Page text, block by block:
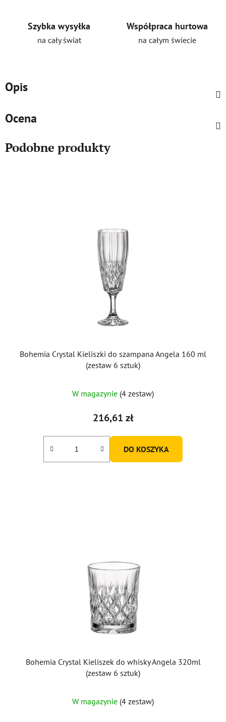
Szybka wysyłka
na cały świat
Współpraca hurtowa
na całym świecie
Opis
Ocena
Podobne produkty
Bohemia Crystal Kieliszki do szampana Angela 160 ml
(zestaw 6 sztuk)
W magazynie (4 zestaw)
216,61 zł
DO KOSZYKA
Bohemia Crystal Kieliszek do whisky Angela 320ml
(zestaw 6 sztuk)
W magazynie (4 zestaw)